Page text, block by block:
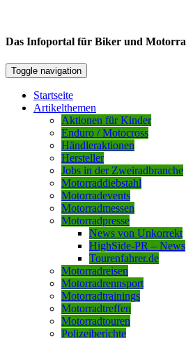
Das Infoportal für Biker und
Toggle navigation
Startseite
Artikelthemen
Aktionen für Kinder
Enduro / Motocross
Händleraktionen
Hersteller
Jobs in der Zweiradbranche
Motorraddiebstahl
Motorradevents
Motorradmessen
Motorradpresse
News von Unkorrekt
HighSide-PR – News
Tourenfahrer.de
Motorradreisen
Motorradrennsport
Motorradtrainings
Motorradtreffen
Motorradtouren
Polizeiberichte